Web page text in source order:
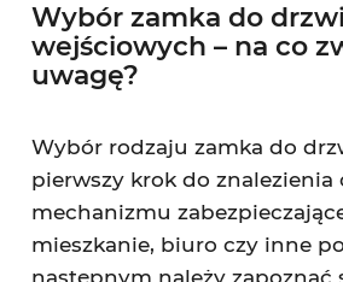
Wybór zamka do drzwi
wejściowych – na co
uwagę?
Wybór rodzaju zamka do
pierwszy krok do
mechanizmu
mieszkanie, biuro czy inne
następnym należy zapoznać